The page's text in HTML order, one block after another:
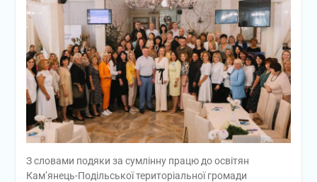
З словами подяки за сумлінну працю до освітян
Кам’янець-Подільської територіальної громади